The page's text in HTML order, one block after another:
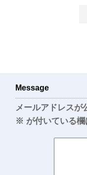
Message
メールアドレスが
※ が付いている